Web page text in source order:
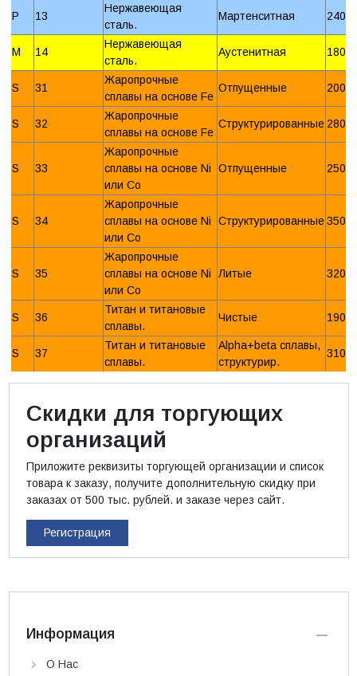
P 13
Нержавеющая
сталь.
Мартенситная 240
M 14
Нержавеющая
сталь.
Аустенитная 180
S 31
Жаропрочные
сплавы на основе Fe
Отпущенные 200
S 32
Жаропрочные
сплавы на основе Fe
Структурированные 280
S 33
Жаропрочные
сплавы на основе Ni
или Со
Отпущенные 250
S 34
Жаропрочные
сплавы на основе Ni
или Со
Структурированные350
S 35
Жаропрочные
сплавы на основе Ni
или Со
Литые 320
S 36
Титан и титановые
сплавы.
Чистые 190
S 37
Титан и титановые
сплавы.
Alpha+beta сплавы,
структурир.
310
Скидки для торгующих
организаций
Приложите реквизиты торгующей организации и список
товара к заказу, получите дополнительную скидку при
заказах от 500 тыс. рублей. и заказе через сайт.
Регистрация
Информация
О Нас